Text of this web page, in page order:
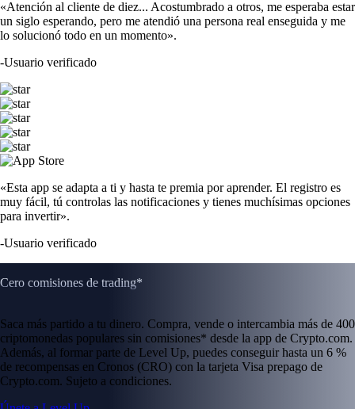
«Atención al cliente de diez... Acostumbrado a otros, me esperaba estar
un siglo esperando, pero me atendió una persona real enseguida y me
lo solucionó todo en un momento».
-Usuario verificado
«Esta app se adapta a ti y hasta te premia por aprender. El registro es
muy fácil, tú controlas las notificaciones y tienes muchísimas opciones
para invertir».
-Usuario verificado
Cero comisiones de trading*
Saca más partido a tu dinero. Compra, vende o intercambia más de 400
criptomonedas populares sin comisiones* desde la app de Crypto.com.
Además, al formar parte de Level Up, puedes conseguir hasta un 6 %
de recompensas en Cronos (CRO) con la tarjeta Visa prepago de
Crypto.com. Sujeto a condiciones.